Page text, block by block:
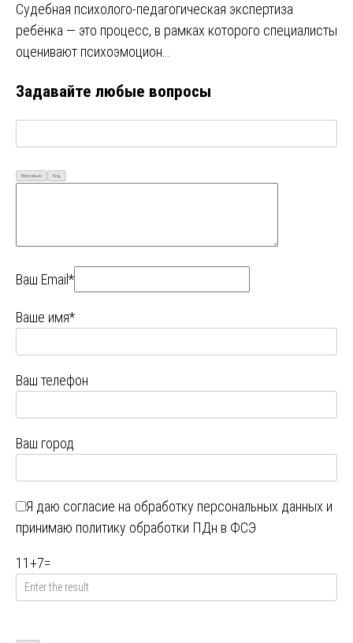
Судебная психолого-педагогическая экспертиза
ребёнка — это процесс, в рамках которого специалисты
оценивают психоэмоцион…
Задавайте любые вопросы
Визуально Код
Ваш Email*
Ваше имя*
Ваш телефон
Ваш город
Я даю согласие на обработку персональных данных и
принимаю политику обработки ПДн в ФСЭ
11 +7=